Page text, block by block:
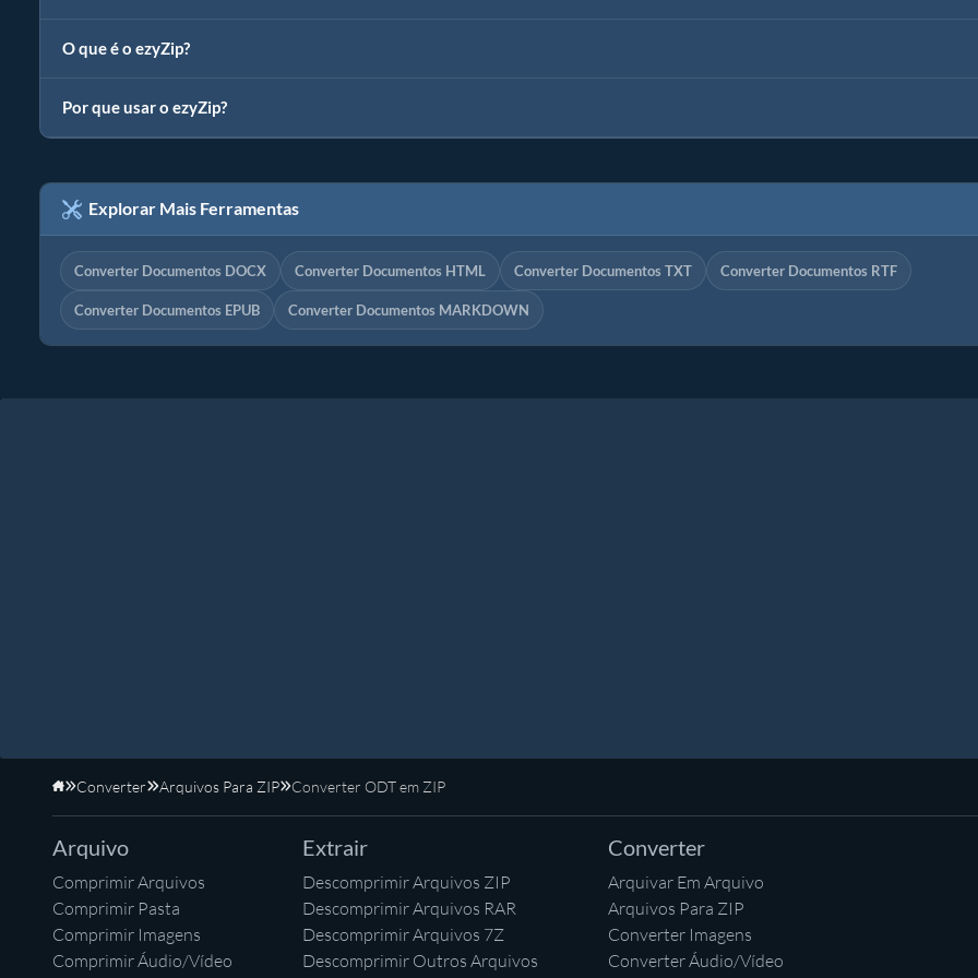
O que é o ezyZip?
Por que usar o ezyZip?
Explorar Mais Ferramentas
Converter Documentos DOCX Converter Documentos HTML Converter Documentos TXT Converter Documentos RTF
Converter Documentos EPUB Converter Documentos MARKDOWN
Início
Converter Arquivos Para ZIP Converter ODT em ZIP
Arquivo
Comprimir Arquivos
Comprimir Pasta
Comprimir Imagens
Comprimir Áudio/Vídeo
Extrair
Descomprimir Arquivos ZIP
Descomprimir Arquivos RAR
Descomprimir Arquivos 7Z
Descomprimir Outros Arquivos
Converter
Arquivar Em Arquivo
Arquivos Para ZIP
Converter Imagens
Converter Áudio/Vídeo